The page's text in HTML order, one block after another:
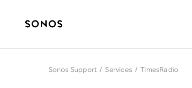
Sonos Support / Services / TimesRadio